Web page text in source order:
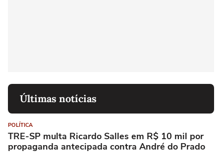
Últimas notícias
POLÍTICA
TRE-SP multa Ricardo Salles em R$ 10 mil por
propaganda antecipada contra André do Prado